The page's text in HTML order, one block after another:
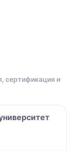
сертификация и